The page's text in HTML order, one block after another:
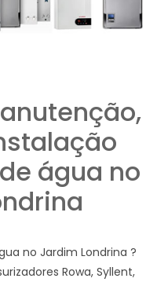
água no
no Jardim Londrina ?
Rowa, Syllent,